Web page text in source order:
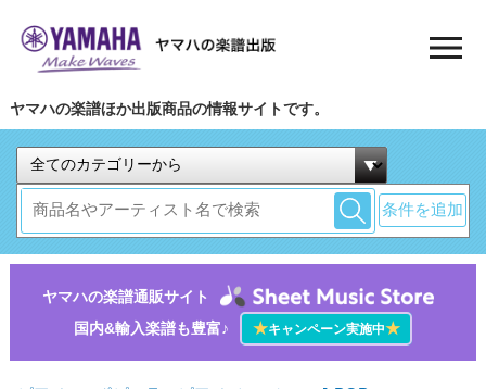
ヤマハの楽譜ほか出版商品の情報サイトです。
条件を追加
ヤマハの楽譜通販サイト
国内&輸入楽譜も豊富♪
★キャンペーン実施中★